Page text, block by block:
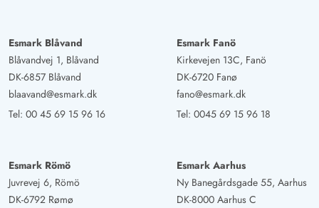
Esmark Blåvand
Blåvandvej 1, Blåvand
DK-6857 Blåvand
blaavand@esmark.dk
Tel: 00 45 69 15 96 16
Esmark Fanö
Kirkevejen 13C, Fanö
DK-6720 Fanø
fano@esmark.dk
Tel: 0045 69 15 96 18
Esmark Römö
Juvrevej 6, Römö
DK-6792 Rømø
Esmark Aarhus
Ny Banegårdsgade 55, Aarhus
DK-8000 Aarhus C